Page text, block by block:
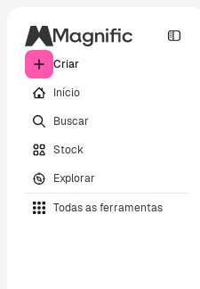
Criar
Início
Buscar
Stock
Explorar
Todas as ferramentas